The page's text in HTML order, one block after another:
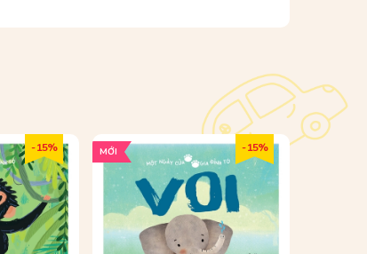
- 15% - 15%
MỚI